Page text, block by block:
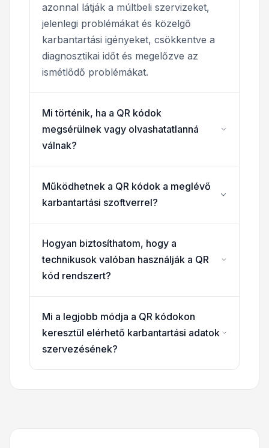
azonnal látják a múltbeli szervizeket,
jelenlegi problémákat és közelgő
karbantartási igényeket, csökkentve a
diagnosztikai időt és megelőzve az
ismétlődő problémákat.
Mi történik, ha a QR kódok
megsérülnek vagy olvashatatlanná
válnak?
Működhetnek a QR kódok a meglévő
karbantartási szoftverrel?
Hogyan biztosíthatom, hogy a
technikusok valóban használják a QR
kód rendszert?
Mi a legjobb módja a QR kódokon
keresztül elérhető karbantartási adatok
szervezésének?